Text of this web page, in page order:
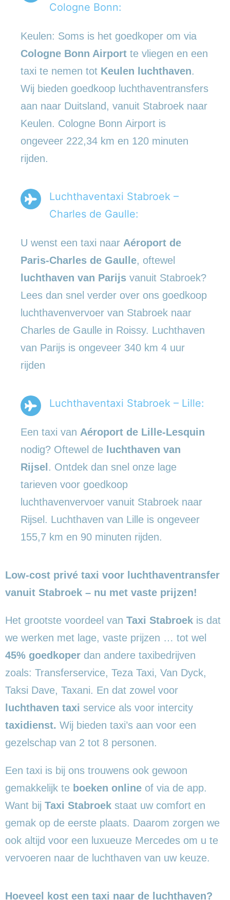
Cologne Bonn:
Keulen: Soms is het goedkoper om via
Cologne Bonn Airport te vliegen en een
taxi te nemen tot Keulen luchthaven.
Wij bieden goedkoop luchthaventransfers
aan naar Duitsland, vanuit Stabroek naar
Keulen. Cologne Bonn Airport is
ongeveer 222,34 km en 120 minuten
rijden.
Luchthaventaxi Stabroek –
Charles de Gaulle:
U wenst een taxi naar Aéroport de
Paris-Charles de Gaulle, oftewel
luchthaven van Parijs vanuit Stabroek?
Lees dan snel verder over ons goedkoop
luchthavenvervoer van Stabroek naar
Charles de Gaulle in Roissy. Luchthaven
van Parijs is ongeveer 340 km 4 uur
rijden
Luchthaventaxi Stabroek – Lille:
Een taxi van Aéroport de Lille-Lesquin
nodig? Oftewel de luchthaven van
Rijsel . Ontdek dan snel onze lage
tarieven voor goedkoop
luchthavenvervoer vanuit Stabroek naar
Rijsel. Luchthaven van Lille is ongeveer
155,7 km en 90 minuten rijden.
Low-cost privé taxi voor luchthaventransfer
vanuit Stabroek – nu met vaste prijzen!
Het grootste voordeel van Taxi Stabroek is dat
we werken met lage, vaste prijzen … tot wel
45% goedkoper dan andere taxibedrijven
zoals: Transferservice, Teza Taxi, Van Dyck,
Taksi Dave, Taxani. En dat zowel voor
luchthaven taxi service als voor intercity
taxidienst. Wij bieden taxi’s aan voor een
gezelschap van 2 tot 8 personen.
Een taxi is bij ons trouwens ook gewoon
gemakkelijk te boeken online of via de app.
Want bij Taxi Stabroek staat uw comfort en
gemak op de eerste plaats. Daarom zorgen we
ook altijd voor een luxueuze Mercedes om u te
vervoeren naar de luchthaven van uw keuze.
Hoeveel kost een taxi naar de luchthaven?